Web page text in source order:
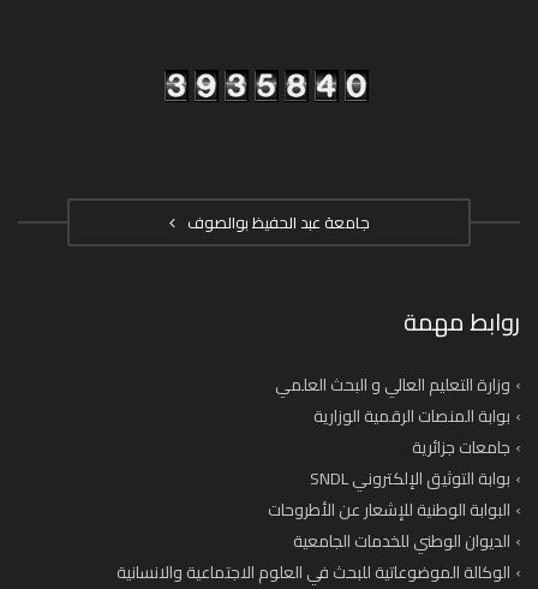
جامعة عبد الحفيظ بوالصوف
روابط مهمة
وزارة التعليم العالي و البحث العلمي
بوابة المنصات الرقمية الوزارية
جامعات جزائرية
بوابة التوثيق الإلكتروني SNDL
البوابة الوطنية للإشعار عن الأطروحات
الديوان الوطني للخدمات الجامعية
الوكالة الموضوعاتية للبحث في العلوم الاجتماعية والانسانية